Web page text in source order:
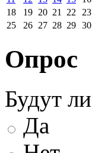
18
19 20 21 22 23
25
26 27 28 29 30
Опрос
Будут
Да